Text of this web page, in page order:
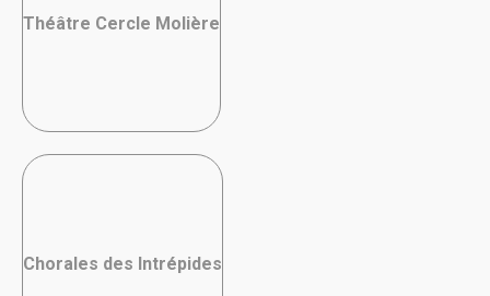
Théâtre Cercle Molière
Chorales des Intrépides